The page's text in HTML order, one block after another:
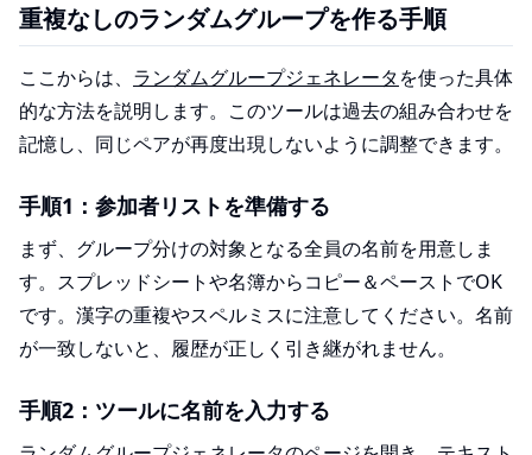
重複なしのランダムグループを作る手順
ここからは、 ランダムグループジェネレータを使った具体
的な方法を説明します。このツールは過去の組み合わせを
記憶し、同じペアが再度出現しないように調整できます。
手順1：参加者リストを準備する
まず、グループ分けの対象となる全員の名前を用意しま
す。スプレッドシートや名簿からコピー＆ペーストでOK
です。漢字の重複やスペルミスに注意してください。名前
が一致しないと、履歴が正しく引き継がれません。
手順2：ツールに名前を入力する